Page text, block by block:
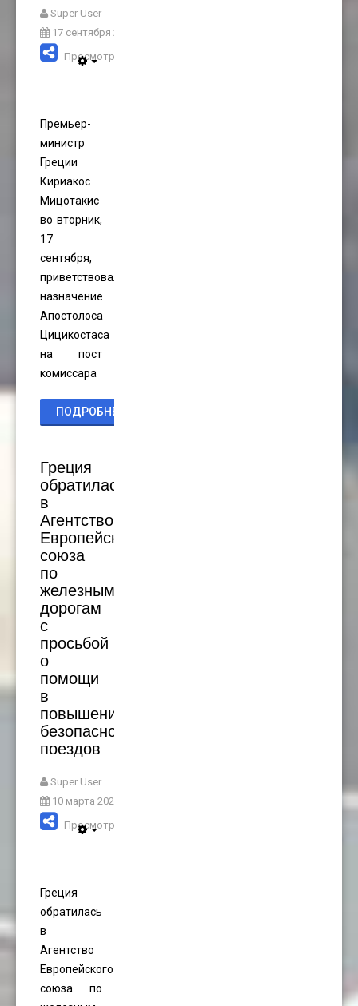
Super User
17 сентября 2024
Просмотров: 1304
Премьер-
министр
Греции
Кириакос
Мицотакис
во вторник,
17
сентября,
приветствовал
назначение
Апостолоса
Цицикостаса
на пост
комиссара
ПОДРОБНЕЕ...
Греция
обратилась
в
Агентство
Европейского
союза
по
железным
дорогам
с
просьбой
о
помощи
в
повышении
безопасности
поездов
Super User
10 марта 2023
Просмотров: 2346
Греция
обратилась
в
Агентство
Европейского
союза по